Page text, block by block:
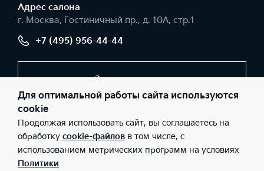
Адрес салонa
г. Москва, Гостиничный пр., д. 10А, стр.1
+7 (495) 956-44-44
Заказать звонок
© 2026 Юридические лица ООО «Интер Авто» (Фактический
адрес: г. Москва, Гостиничный пр., д. 10А, стр.1; Телефон: +7
(495) 956-44-44; ИНН: 9715442363; ОГРН: 1237700138060), ООО
«Киа Россия и СНГ» (Фактический адрес: г.Москва, Валовая 26;
Телефон: 8 800 301 08 80; ИНН: 7728674093; ОГРН:
5087746291760) ведут деятельность на территории РФ в
Для оптимальной работы сайта используются
cookie
Продолжая использовать сайт, вы соглашаетесь на
обработку cookie-файлов в том числе, с
использованием метрических программ на условиях
Политики